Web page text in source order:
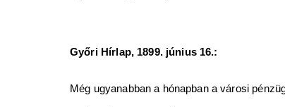
Győri Hírlap, 1899. június 16.:
Még ugyanabban a hónapban a városi